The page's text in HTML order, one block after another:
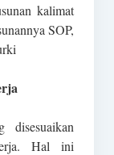
kalimat
SOP,
disesuaikan
Hal ini